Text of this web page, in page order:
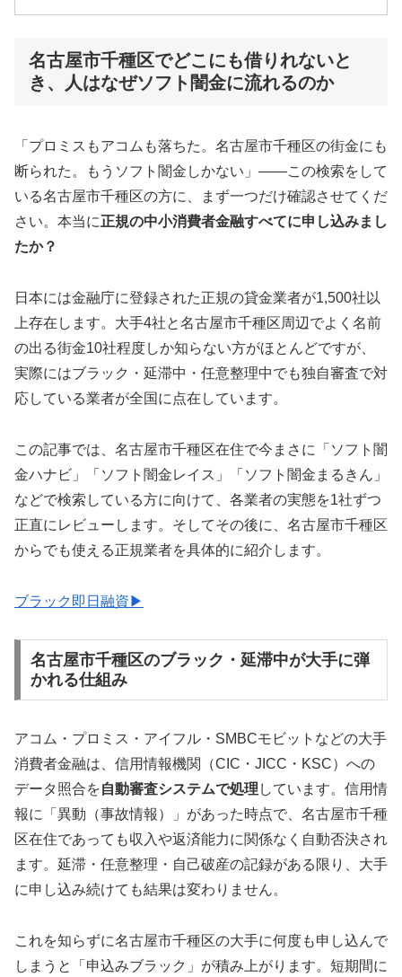
名古屋市千種区でどこにも借りれないと
き、人はなぜソフト闇金に流れるのか
「プロミスもアコムも落ちた。名古屋市千種区の街金にも
断られた。もうソフト闇金しかない」——この検索をして
いる名古屋市千種区の方に、まず一つだけ確認させてくだ
さい。本当に正規の中小消費者金融すべてに申し込みまし
たか？
日本には金融庁に登録された正規の貸金業者が1,500社以
上存在します。大手4社と名古屋市千種区周辺でよく名前
の出る街金10社程度しか知らない方がほとんどですが、
実際にはブラック・延滞中・任意整理中でも独自審査で対
応している業者が全国に点在しています。
この記事では、名古屋市千種区在住で今まさに「ソフト闇
金ハナビ」「ソフト闇金レイス」「ソフト闇金まるきん」
などで検索している方に向けて、各業者の実態を1社ずつ
正直にレビューします。そしてその後に、名古屋市千種区
からでも使える正規業者を具体的に紹介します。
ブラック即日融資▶
名古屋市千種区のブラック・延滞中が大手に弾
かれる仕組み
アコム・プロミス・アイフル・SMBCモビットなどの大手
消費者金融は、信用情報機関（CIC・JICC・KSC）への
データ照合を自動審査システムで処理 しています。信用情
報に「異動（事故情報）」があった時点で、名古屋市千種
区在住であっても収入や返済能力に関係なく自動否決され
ます。延滞・任意整理・自己破産の記録がある限り、大手
に申し込み続けても結果は変わりません。
これを知らずに名古屋市千種区の大手に何度も申し込んで
しまうと「申込みブラック」が積み上がります。短期間に